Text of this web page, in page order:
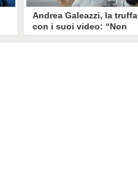
Andrea Galeazzi, la truffa
con i suoi video: “Non
sono io quello. Mi hanno